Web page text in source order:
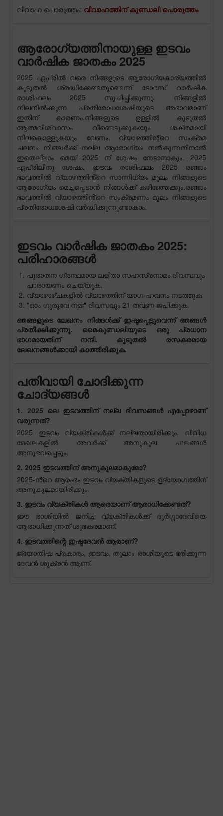
വിവാഹ പൊരുത്തം: വിവാഹത്തിന് കുണ്ഡലി പൊരുത്തം
ആരോഗ്യത്തിനായുള്ള ഇടവം
വാർഷിക ജാതകം 2025
2025 ഏപ്രിൽ വരെ നിങ്ങളുടെ ആരോഗ്യകാര്യത്തിൽ
കൂടുതൽ ശ്രദ്ധിക്കേണ്ടതുണ്ടെന്ന് ടോറസ് വാർഷിക
രാശിഫലം 2025 സൂചിപ്പിക്കുന്നു. നിങ്ങളിൽ
നിലനിൽക്കുന്ന പ്രതിരോധശേഷിയുടെ അഭാവമാണ്
ഇതിന് കാരണം.നിങ്ങളുടെ ഉള്ളിൽ കൂടുതൽ
ആത്മവിശ്വാസം വീണ്ടെടുക്കുകയും ശക്തമായി
നിലകൊള്ളുകയും വേണം. വ്യാഴത്തിൻ്റെ സംക്രമ
ചലനം നിങ്ങൾക്ക് നല്ല ആരോഗ്യം നൽകുന്നതിനാൽ
ഇതെല്ലാം മെയ് 2025 ന് ശേഷം നേടാനാകും. 2025
ഏപ്രിലിനു ശേഷം, ഇടവം രാശിഫലം 2025 രണ്ടാം
ഭാവത്തിൽ വ്യാഴത്തിൻ്റെ സാന്നിധ്യം മൂലം നിങ്ങളുടെ
ആരോഗ്യം മെച്ചപ്പെടാൻ നിങ്ങൾക്ക് കഴിഞ്ഞേക്കും.രണ്ടാം
ഭാവത്തിൽ വ്യാഴത്തിൻ്റെ സംക്രമണം മൂലം നിങ്ങളുടെ
പ്രതിരോധശേഷി വർദ്ധിക്കുന്നുണ്ടാകാം.
ഇടവം വാർഷിക ജാതകം 2025:
പരിഹാരങ്ങൾ
പുരാതന ഗ്രന്ഥമായ ലളിതാ സഹസ്രനാമം ദിവസവും
പാരായണം ചെയ്യുക.
വ്യാഴാഴ്ചകളിൽ വ്യാഴത്തിന് യാഗ-ഹവനം നടത്തുക
"ഓം ഗുരുവേ നമഃ" ദിവസവും 21 തവണ ജപിക്കുക.
ഞങ്ങളുടെ ലേഖനം നിങ്ങൾക്ക് ഇഷ്ടപ്പെട്ടുവെന്ന് ഞങ്ങൾ
പ്രതീക്ഷിക്കുന്നു. മൈകുണ്ഡലിയുടെ ഒരു പ്രധാന
ഭാഗമായതിന് നന്ദി. കൂടുതൽ രസകരമായ
ലേഖനങ്ങൾക്കായി കാത്തിരിക്കുക.
പതിവായി ചോദിക്കുന്ന
ചോദ്യങ്ങൾ
1. 2025 ലെ ഇടവത്തിന് നല്ല ദിവസങ്ങൾ എപ്പോഴാണ്
വരുന്നത്?
2025 ഇടവം വ്യക്തികൾക്ക് നല്ലതായിരിക്കും. വിവിധ
മേഖലകളിൽ അവർക്ക് അനുകൂല ഫലങ്ങൾ
അനുഭവപ്പെടും.
2. 2025 ഇടവത്തിന് അനുകൂലമാകുമോ?
2025-ൻ്റെ ആരംഭം ഇടവം വ്യക്തികളുടെ ഉദ്യോഗത്തിന്
അനുകൂലമായിരിക്കും.
3. ഇടവം വ്യക്തികൾ ആരെയാണ് ആരാധിക്കേണ്ടത്?
ഈ രാശിയിൽ ജനിച്ച വ്യക്തികൾക്ക് ദുർഗ്ഗാദേവിയെ
ആരാധിക്കുന്നത് ശുഭകരമാണ്.
4. ഇടവത്തിന്റെ ഇഷ്ടദേവൻ ആരാണ്?
ജ്യോതിഷ പ്രകാരം, ഇടവം, തുലാം രാശിയുടെ ഭരിക്കുന്ന
ദേവൻ ശുക്രൻ ആണ്.